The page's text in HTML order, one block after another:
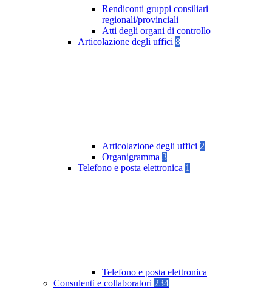
Rendiconti gruppi consiliari
regionali/provinciali
Atti degli organi di controllo
Articolazione degli uffici 8
Articolazione degli uffici 2
Organigramma 3
Telefono e posta elettronica 1
Telefono e posta elettronica
Consulenti e collaboratori 234